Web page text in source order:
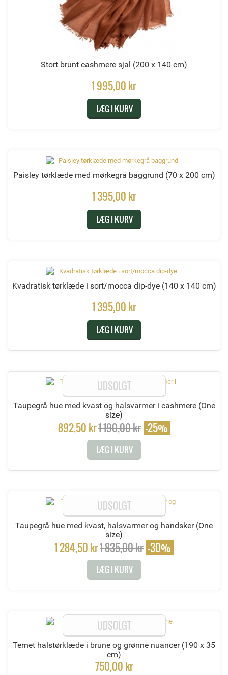
Stort brunt cashmere sjal (200 x 140 cm)
1 995,00 kr
LÆG I KURV
Paisley tørklæde med mørkegrå baggrund (70 x 200 cm)
1 395,00 kr
LÆG I KURV
Kvadratisk tørklæde i sort/mocca dip-dye (140 x 140 cm)
1 395,00 kr
LÆG I KURV
UDSOLGT
Taupegrå hue med kvast og halsvarmer i cashmere (One
size)
892,50 kr1 190,00 kr -25%
LÆG I KURV
UDSOLGT
Taupegrå hue med kvast, halsvarmer og handsker (One
size)
1 284,50 kr1 835,00 kr -30%
LÆG I KURV
UDSOLGT
Ternet halstørklæde i brune og grønne nuancer (190 x 35
cm)
750,00 kr